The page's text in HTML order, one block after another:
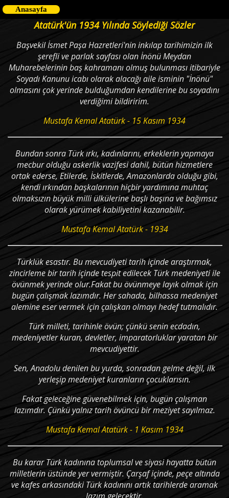
Anasayfa
Atatürk'ün 1934 Yılında Söylediği Sözler
Başvekil İsmet Paşa Hazretleri'nin inkılap tarihimizin ilk
şerefli ve parlak sayfası olan İnönü Meydan
Muharebelerinin baş kahramanı olmuş bulunması itibariyle
Soyadı Kanunu icabı olarak alacağı aile isminin "İnönü"
olmasını çok yerinde bulduğumdan kendilerine bu soyadını
verdiğimi bildiririm.
Mustafa Kemal Atatürk - 15 Kasım 1934
Bundan sonra Türk ırkı, kadınlarını, erkeklerin yapmaya
mecbur olduğu askerlik vazifesi dahil, bütün hizmetlere
ortak ederse, Etilerde, İskitlerde, Amazonlarda olduğu gibi,
kendi ırkından başkalarının hiçbir yardımına muhtaç
olmaksızın büyük milli ülkülerine başlı başına ve bağımsız
olarak yürümek kabiliyetini kazanabilir.
Mustafa Kemal Atatürk - 1934
Türklük esastır. Bu mevcudiyeti tarih içinde araştırmak,
zincirleme bir tarih içinde tespit edilecek Türk medeniyeti ile
övünmek yerinde olur.Fakat bu övünmeye layık olmak için
bugün çalışmak lazımdır. Her sahada, bilhassa medeniyet
alemine eser vermek için çalışkan olmayı hedef tutmalıdır.
Türk milleti, tarihinle övün; çünkü senin ecdadın,
medeniyetler kuran, devletler, imparatorluklar yaratan bir
mevcudiyettir.
Sen, Anadolu denilen bu yurda, sonradan gelme değil, ilk
yerleşip medeniyet kuranların çocuklarısın.
Fakat geleceğine güvenebilmek için, bugün çalışman
lazımdır. Çünkü yalnız tarih övüncü bir meziyet sayılmaz.
Mustafa Kemal Atatürk - 1 Kasım 1934
Bu karar Türk kadınına toplumsal ve siyasi hayatta bütün
milletlerin üstünde yer vermiştir. Çarşaf içinde, peçe altında
ve kafes arkasındaki Türk kadınını artık tarihlerde aramak